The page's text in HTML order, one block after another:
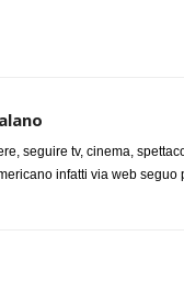
seguire tv, cinema,
infatti via web